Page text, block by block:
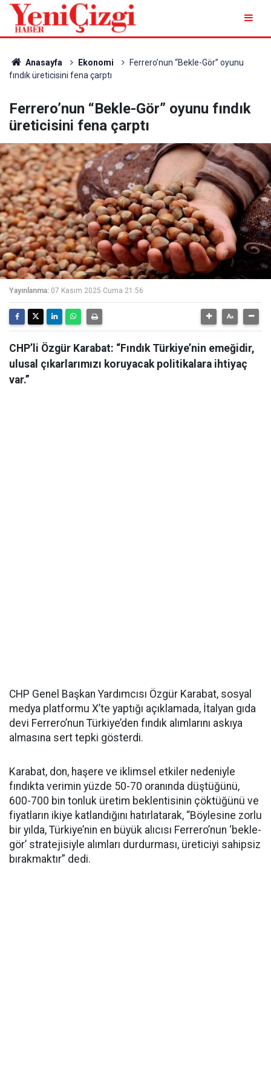
Anasayfa Ekonomi
Ferrero’nun “Bekle-Gör” oyunu
fındık üreticisini fena çarptı
Ferrero’nun “Bekle-Gör” oyunu fındık
üreticisini fena çarptı
Yayınlanma: 07 Kasım 2025 Cuma 21:56
CHP’li Özgür Karabat: “Fındık Türkiye’nin emeğidir,
ulusal çıkarlarımızı koruyacak politikalara ihtiyaç
var.”
CHP Genel Başkan Yardımcısı Özgür Karabat, sosyal
medya platformu X’te yaptığı açıklamada, İtalyan gıda
devi Ferrero’nun Türkiye’den fındık alımlarını askıya
almasına sert tepki gösterdi.
Karabat, don, haşere ve iklimsel etkiler nedeniyle
fındıkta verimin yüzde 50-70 oranında düştüğünü,
600-700 bin tonluk üretim beklentisinin çöktüğünü ve
fiyatların ikiye katlandığını hatırlatarak, “Böylesine zorlu
bir yılda, Türkiye’nin en büyük alıcısı Ferrero’nun ‘bekle-
gör’ stratejisiyle alımları durdurması, üreticiyi sahipsiz
bırakmaktır” dedi.